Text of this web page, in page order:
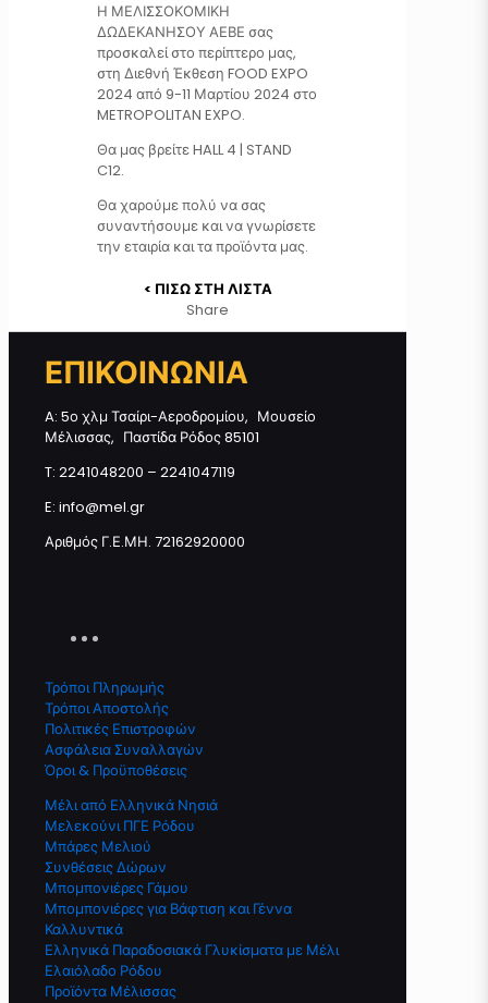
Η ΜΕΛΙΣΣΟΚΟΜΙΚΗ
ΔΩΔΕΚΑΝΗΣΟΥ ΑΕΒΕ σας
προσκαλεί στο περίπτερο μας,
στη Διεθνή Έκθεση FOOD EXPO
2024 από 9-11 Μαρτίου 2024 στο
METROPOLITAN EXPO.
Θα μας βρείτε HALL 4 | STAND
C12.
Θα χαρούμε πολύ να σας
συναντήσουμε και να γνωρίσετε
την εταιρία και τα προϊόντα μας.
< ΠΙΣΩ ΣΤΗ ΛΙΣΤΑ
Share
ΕΠΙΚΟΙΝΩΝΙΑ
A: 5ο χλμ Τσαίρι-Αεροδρομίου, Μουσείο
Μέλισσας, Παστίδα Ρόδος 85101
T: 2241048200 – 2241047119
E: info@mel.gr
Αριθμός Γ.Ε.ΜΗ. 72162920000
Τρόποι Πληρωμής
Τρόποι Αποστολής
Πολιτικές Επιστροφών
Ασφάλεια Συναλλαγών
Όροι & Προϋποθέσεις
Μέλι από Ελληνικά Νησιά
Μελεκούνι ΠΓΕ Ρόδου
Μπάρες Μελιού
Συνθέσεις Δώρων
Μπομπονιέρες Γάμου
Μπομπονιέρες για Βάφτιση και Γέννα
Καλλυντικά
Ελληνικά Παραδοσιακά Γλυκίσματα με Μέλι
Ελαιόλαδο Ρόδου
Προϊόντα Μέλισσας